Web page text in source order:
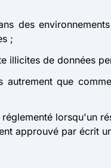
des
;
illicites de données
que
lorsqu'un
approuvé par écrit